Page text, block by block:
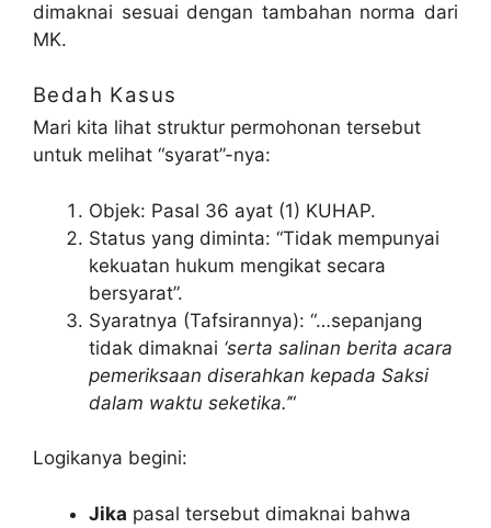
dimaknai sesuai dengan tambahan norma dari
MK.
Bedah Kasus
Mari kita lihat struktur permohonan tersebut
untuk melihat “syarat”-nya:
Objek: Pasal 36 ayat (1) KUHAP.
Status yang diminta: “Tidak mempunyai
kekuatan hukum mengikat secara
bersyarat”.
Syaratnya (Tafsirannya): “…sepanjang
tidak dimaknai ‘serta salinan berita acara
pemeriksaan diserahkan kepada Saksi
dalam waktu seketika.’“
Logikanya begini:
Jika pasal tersebut dimaknai bahwa